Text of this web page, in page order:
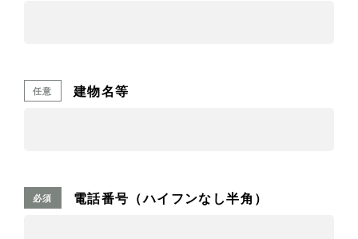
任意 建物名等
必須 電話番号（ハイフンなし半角）